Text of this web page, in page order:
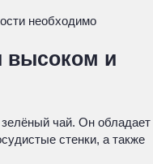
необходимо
высоком и
чай. Он обладает
стенки, а также